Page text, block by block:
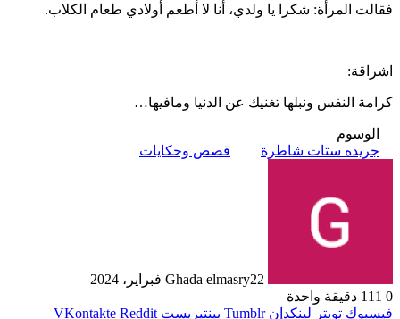
فقالت المرأة: شكرا يا ولدي، أنا لا أطعم أولادي طعام الكلاب.
اشراقة:
كرامة النفس ونبلها تغنيك عن الدنيا ومافيها…
الوسوم
جريده ستات شاطرة
قصص وحكايات
Ghada elmasry22 فبراير، 2024
0
دقيقة واحدة
فيسبوك تويتر لينكدإن بينتيريست